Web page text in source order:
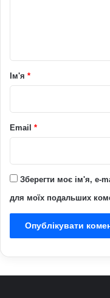
рІм'я *
Email *
Зберегти моє ім'я, e-
для моїх подальших